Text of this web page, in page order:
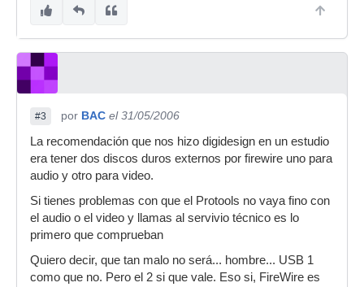
#3 por BAC el 31/05/2006
La recomendación que nos hizo digidesign en un estudio
era tener dos discos duros externos por firewire uno para
audio y otro para video.
Si tienes problemas con que el Protools no vaya fino con
el audio o el video y llamas al servivio técnico es lo
primero que comprueban
Quiero decir, que tan malo no será... hombre... USB 1
como que no. Pero el 2 si que vale. Eso si, FireWire es